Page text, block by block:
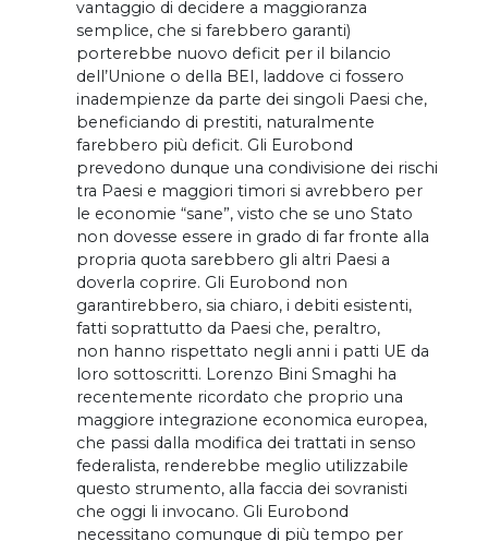
vantaggio di decidere a maggioranza
semplice, che si farebbero garanti)
porterebbe nuovo deficit per il bilancio
dell’Unione o della BEI, laddove ci fossero
inadempienze da parte dei singoli Paesi che,
beneficiando di prestiti, naturalmente
farebbero più deficit. Gli Eurobond
prevedono dunque una condivisione dei rischi
tra Paesi e maggiori timori si avrebbero per
le economie “sane”, visto che se uno Stato
non dovesse essere in grado di far fronte alla
propria quota sarebbero gli altri Paesi a
doverla coprire. Gli Eurobond non
garantirebbero, sia chiaro, i debiti esistenti,
fatti soprattutto da Paesi che, peraltro,
non hanno rispettato negli anni i patti UE da
loro sottoscritti. Lorenzo Bini Smaghi ha
recentemente ricordato che proprio una
maggiore integrazione economica europea,
che passi dalla modifica dei trattati in senso
federalista, renderebbe meglio utilizzabile
questo strumento, alla faccia dei sovranisti
che oggi li invocano. Gli Eurobond
necessitano comunque di più tempo per